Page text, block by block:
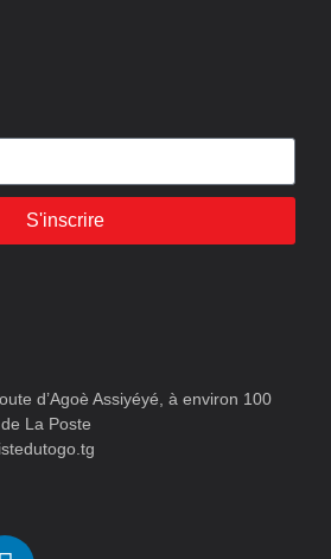
S'inscrire
d’Agoè Assiyéyé, à environ 100
La Poste